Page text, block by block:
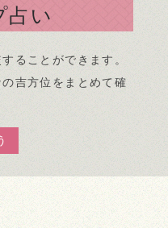
占い
ることができます。
吉方位をまとめて確